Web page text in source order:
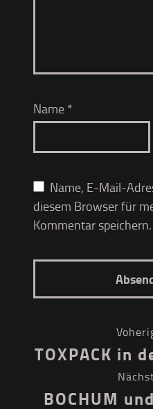
Name *
Name, E-Mail-
diesem Browser für
Kommentar speichern.
TOXPACK in
BOCHUM